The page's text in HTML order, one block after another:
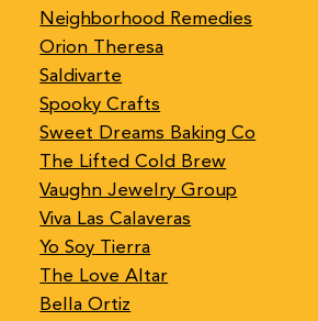
Neighborhood Remedies
Orion Theresa
Saldivarte
Spooky Crafts
Sweet Dreams Baking Co
The Lifted Cold Brew
Vaughn Jewelry Group
Viva Las Calaveras
Yo Soy Tierra
The Love Altar
Bella Ortiz